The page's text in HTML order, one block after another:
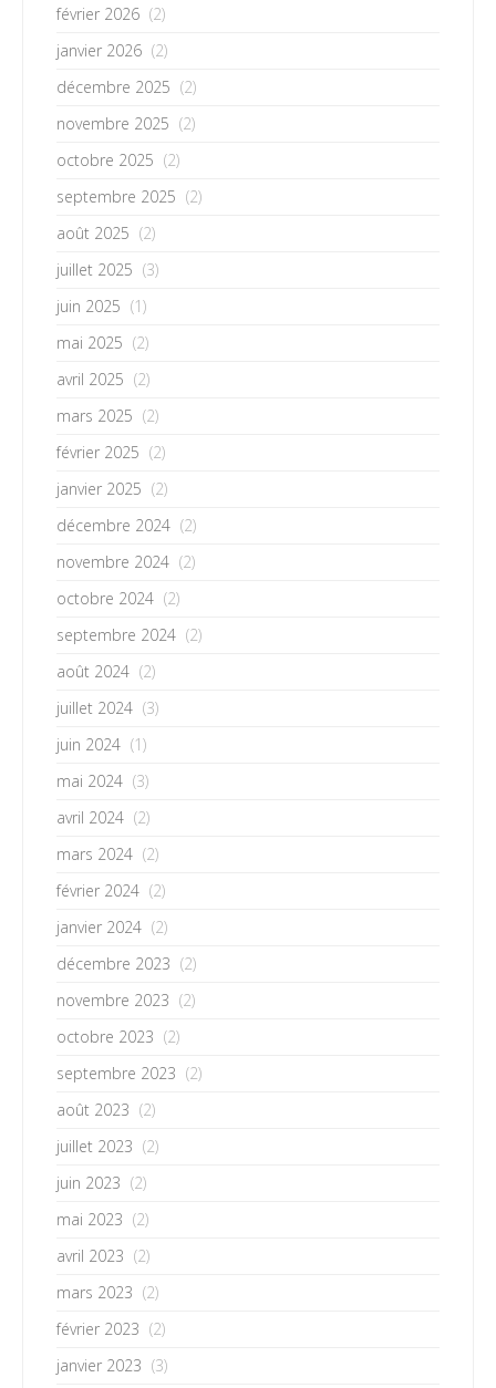
février 2026 (2)
janvier 2026 (2)
décembre 2025 (2)
novembre 2025 (2)
octobre 2025 (2)
septembre 2025 (2)
août 2025 (2)
juillet 2025 (3)
juin 2025 (1)
mai 2025 (2)
avril 2025 (2)
mars 2025 (2)
février 2025 (2)
janvier 2025 (2)
décembre 2024 (2)
novembre 2024 (2)
octobre 2024 (2)
septembre 2024 (2)
août 2024 (2)
juillet 2024 (3)
juin 2024 (1)
mai 2024 (3)
avril 2024 (2)
mars 2024 (2)
février 2024 (2)
janvier 2024 (2)
décembre 2023 (2)
novembre 2023 (2)
octobre 2023 (2)
septembre 2023 (2)
août 2023 (2)
juillet 2023 (2)
juin 2023 (2)
mai 2023 (2)
avril 2023 (2)
mars 2023 (2)
février 2023 (2)
janvier 2023 (3)